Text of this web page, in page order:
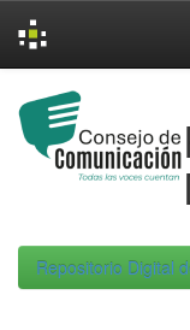
navigation
Repositorio Digital